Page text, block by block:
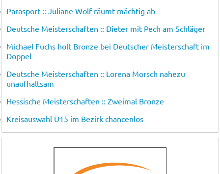
Parasport :: Juliane Wolf räumt mächtig ab
Deutsche Meisterschaften :: Dieter mit Pech am Schläger
Michael Fuchs holt Bronze bei Deutscher Meisterschaft im
Doppel
Deutsche Meisterschaften :: Lorena Morsch nahezu
unaufhaltsam
Hessische Meisterschaften :: Zweimal Bronze
Kreisauswahl U15 im Bezirk chancenlos